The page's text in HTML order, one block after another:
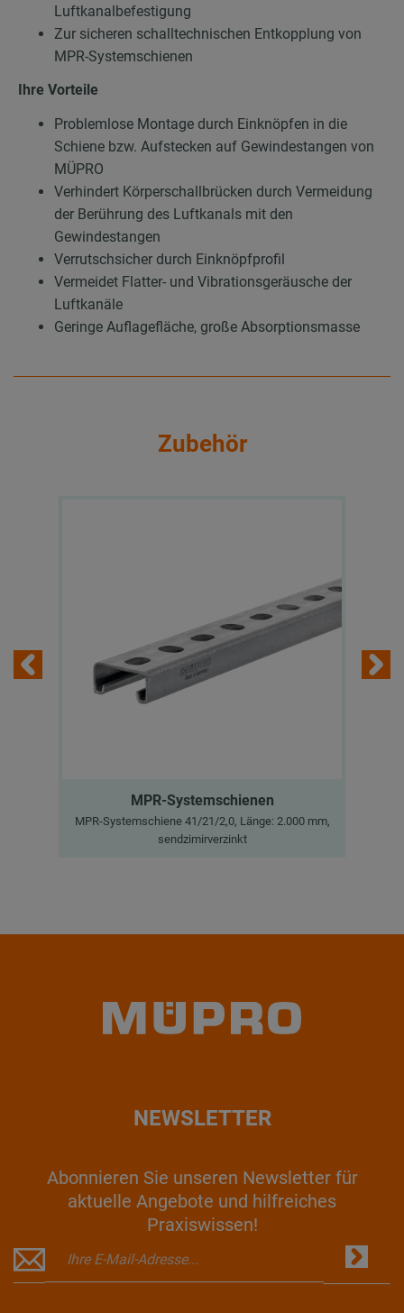
Luftkanalbefestigung
Zur sicheren schalltechnischen Entkopplung von
MPR-Systemschienen
Ihre Vorteile
Problemlose Montage durch Einknöpfen in die
Schiene bzw. Aufstecken auf Gewindestangen von
MÜPRO
Verhindert Körperschallbrücken durch Vermeidung
der Berührung des Luftkanals mit den
Gewindestangen
Verrutschsicher durch Einknöpfprofil
Vermeidet Flatter- und Vibrationsgeräusche der
Luftkanäle
Geringe Auflagefläche, große Absorptionsmasse
Zubehör
MPR-Systemschienen
MPR-Systemschiene 41/21/2,0, Länge: 2.000 mm,
sendzimirverzinkt
NEWSLETTER
Abonnieren Sie unseren Newsletter für
aktuelle Angebote und hilfreiches
Praxiswissen!